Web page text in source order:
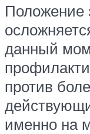
Положение
данный
против
именно на